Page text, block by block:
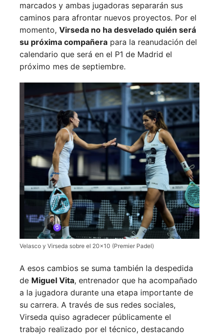
marcados y ambas jugadoras separarán sus
caminos para afrontar nuevos proyectos. Por el
momento, Virseda no ha desvelado quién será
su próxima compañera para la reanudación del
calendario que será en el P1 de Madrid el
próximo mes de septiembre.
Velasco y Virseda sobre el 20×10 (Premier Padel)
A esos cambios se suma también la despedida
de Miguel Vita, entrenador que ha acompañado
a la jugadora durante una etapa importante de
su carrera. A través de sus redes sociales,
Virseda quiso agradecer públicamente el
trabajo realizado por el técnico, destacando